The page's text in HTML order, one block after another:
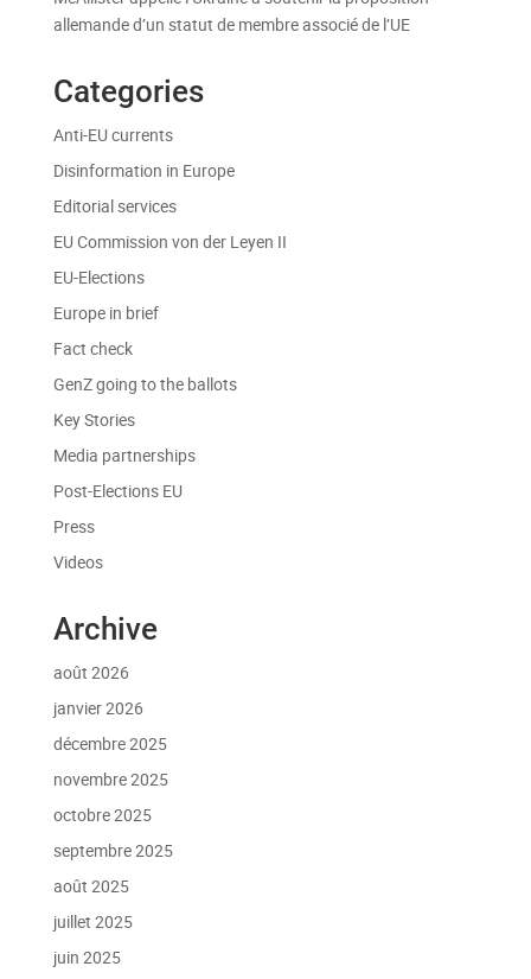
allemande d’un statut de membre associé de l’UE
Categories
Anti-EU currents
Disinformation in Europe
Editorial services
EU Commission von der Leyen II
EU-Elections
Europe in brief
Fact check
GenZ going to the ballots
Key Stories
Media partnerships
Post-Elections EU
Press
Videos
Archive
août 2026
janvier 2026
décembre 2025
novembre 2025
octobre 2025
septembre 2025
août 2025
juillet 2025
juin 2025